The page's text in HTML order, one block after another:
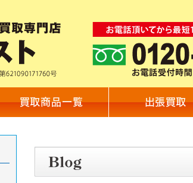
買取商品一覧 出張買取